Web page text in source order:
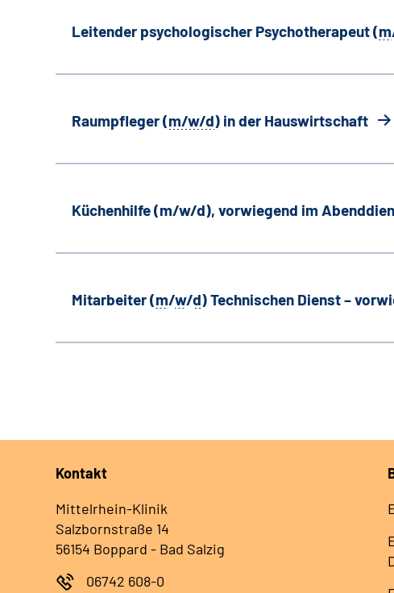
Leitender psychologischer Psychotherapeut (m
Raumpfleger (m/w/d) in der Hauswirtschaft
Küchenhilfe (m/w/d), vorwiegend im
Mitarbeiter (m/w/d) Technischen Dienst –
Kontakt
Mittelrhein-Klinik
Salzbornstraße 14
56154 Boppard - Bad Salzig
06742 608-0